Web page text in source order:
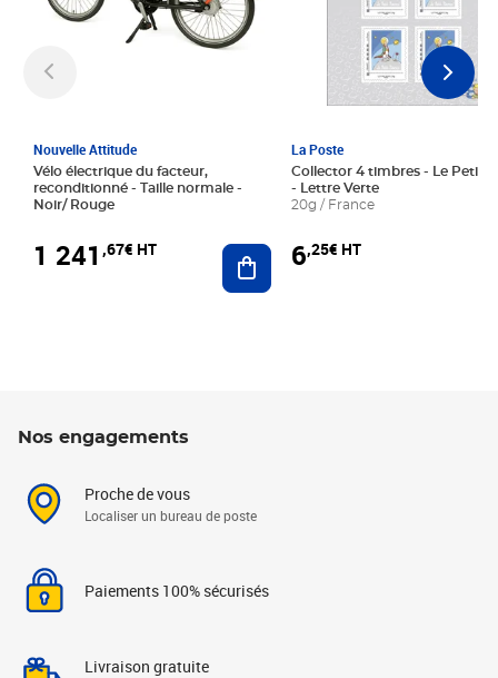
Nouvelle Attitude
Vélo électrique du facteur,
reconditionné - Taille normale -
Noir/ Rouge
1 241 ,67€ HT Ajouter au panier
La Poste
Collector 4 timbres - Le Petit
- Lettre Verte
20g / France
6,25€ HT
Nos engagements
Proche de vous
Localiser un bureau de poste
Paiements 100% sécurisés
Livraison gratuite